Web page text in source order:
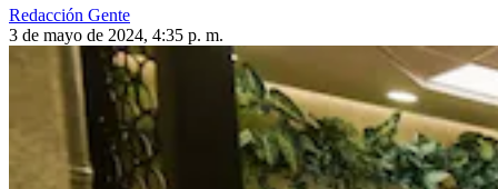
Redacción Gente
3 de mayo de 2024, 4:35 p. m.